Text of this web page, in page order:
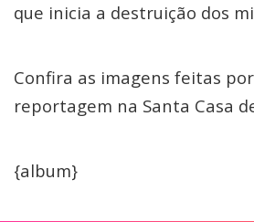
que inicia a destruição dos
Confira as imagens feitas
reportagem na Santa Casa
{album}